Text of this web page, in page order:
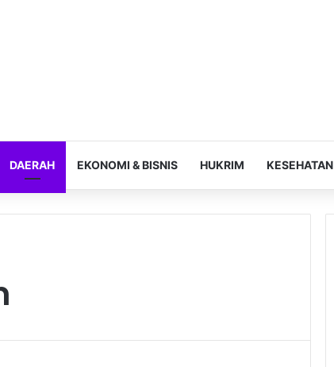
DAERAH EKONOMI & BISNIS HUKRIM KESEHATAN